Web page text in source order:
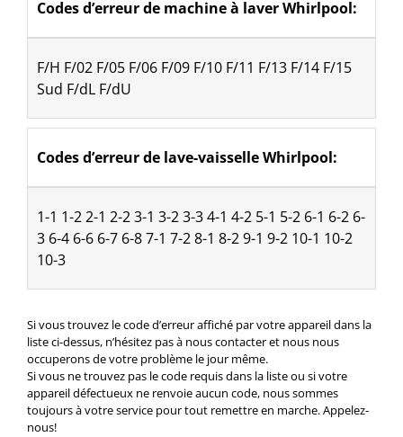
Codes d’erreur de machine à laver Whirlpool:
F/H F/02 F/05 F/06 F/09 F/10 F/11 F/13 F/14 F/15
Sud F/dL F/dU
Codes d’erreur de lave-vaisselle Whirlpool:
1-1 1-2 2-1 2-2 3-1 3-2 3-3 4-1 4-2 5-1 5-2 6-1 6-2 6-
3 6-4 6-6 6-7 6-8 7-1 7-2 8-1 8-2 9-1 9-2 10-1 10-2
10-3
Si vous trouvez le code d’erreur affiché par votre appareil dans la
liste ci-dessus, n’hésitez pas à nous contacter et nous nous
occuperons de votre problème le jour même.
Si vous ne trouvez pas le code requis dans la liste ou si votre
appareil défectueux ne renvoie aucun code, nous sommes
toujours à votre service pour tout remettre en marche. Appelez-
nous!